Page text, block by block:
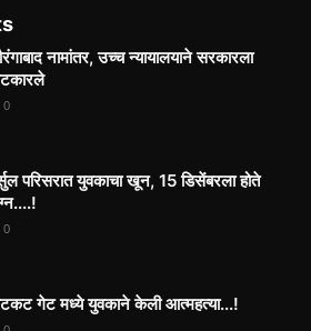
नामांतर, उच्च न्यायालयाने सरकारला
0
परिसरात युवकाचा खून, 15 डिसेंबरला होते
0
गेट मध्ये युवकाने केली आत्महत्या...!